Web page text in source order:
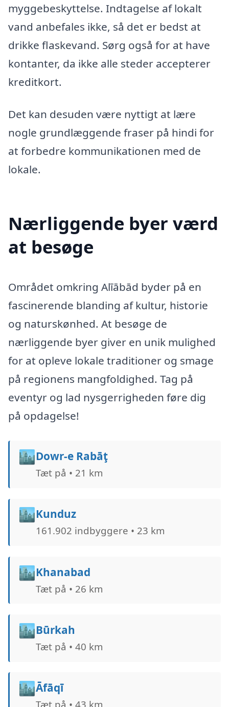
myggebeskyttelse. Indtagelse af lokalt
vand anbefales ikke, så det er bedst at
drikke flaskevand. Sørg også for at have
kontanter, da ikke alle steder accepterer
kreditkort.
Det kan desuden være nyttigt at lære
nogle grundlæggende fraser på hindi for
at forbedre kommunikationen med de
lokale.
Nærliggende byer værd
at besøge
Området omkring Alīābād byder på en
fascinerende blanding af kultur, historie
og naturskønhed. At besøge de
nærliggende byer giver en unik mulighed
for at opleve lokale traditioner og smage
på regionens mangfoldighed. Tag på
eventyr og lad nysgerrigheden føre dig
på opdagelse!
🏙️Dowr-e Rabāţ
Tæt på • 21 km
🏙️Kunduz
161.902 indbyggere • 23 km
🏙️Khanabad
Tæt på • 26 km
🏙️Būrkah
Tæt på • 40 km
🏙️Āfāqī
Tæt på • 43 km